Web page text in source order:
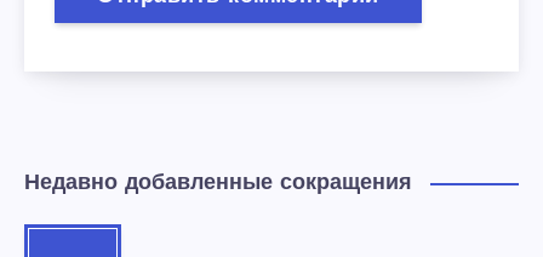
Недавно добавленные сокращения